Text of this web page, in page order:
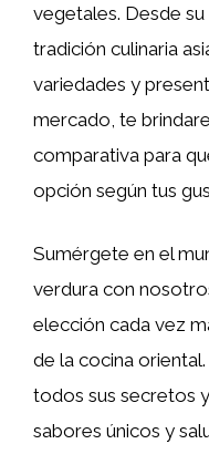
vegetales. Desde
tradición culinaria
variedades y
mercado, te
comparativa para
opción según tus
Sumérgete en el
verdura con
elección cada vez
de la cocina
todos sus secretos
sabores únicos y